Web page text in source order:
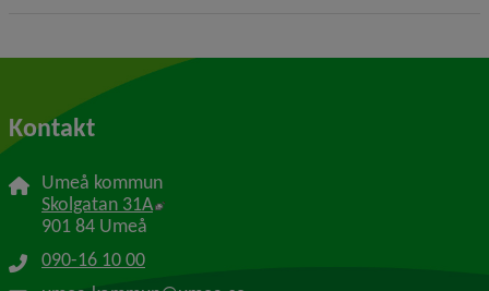
Kontakt
Umeå kommun
Skolgatan 31A Länk till annan webbplats, öppnas i nytt
901 84 Umeå
090-16 10 00